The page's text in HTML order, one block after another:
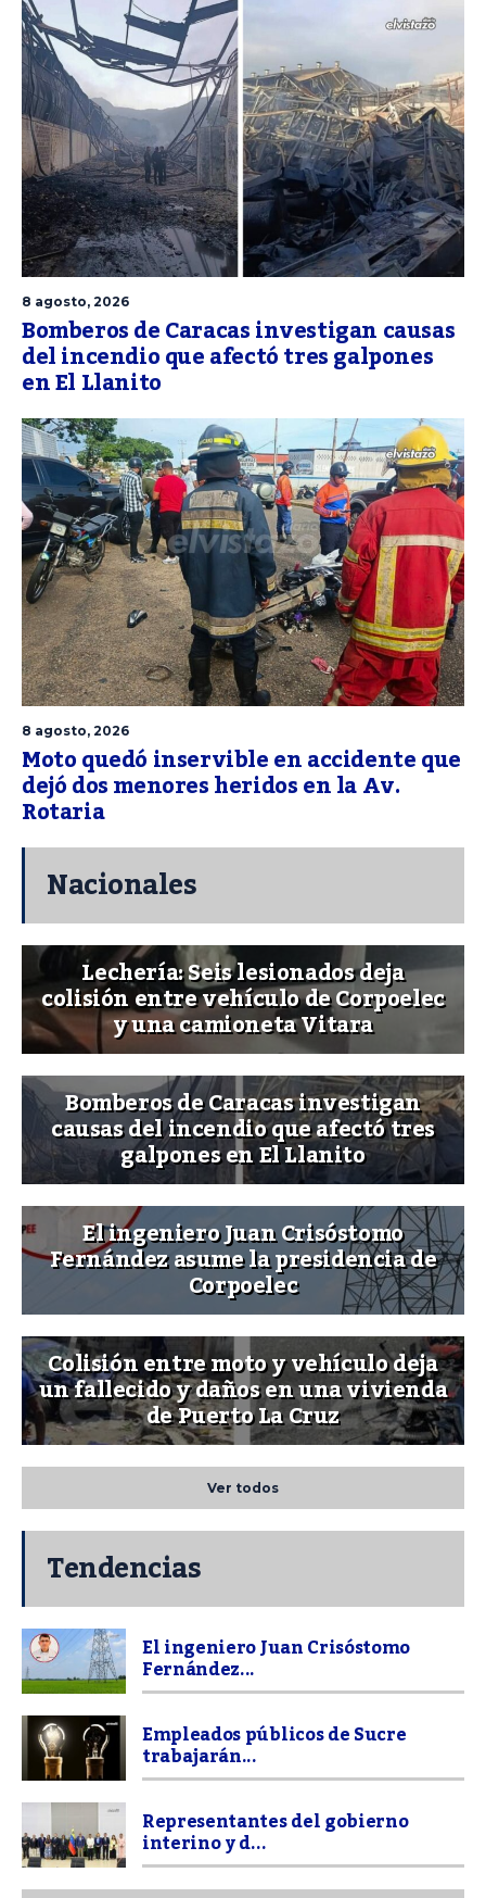
8 agosto, 2026
Bomberos de Caracas investigan causas
del incendio que afectó tres galpones
en El Llanito
8 agosto, 2026
Moto quedó inservible en accidente que
dejó dos menores heridos en la Av.
Rotaria
Nacionales
Lechería: Seis lesionados deja
colisión entre vehículo de Corpoelec
y una camioneta Vitara
Bomberos de Caracas investigan
causas del incendio que afectó tres
galpones en El Llanito
El ingeniero Juan Crisóstomo
Fernández asume la presidencia de
Corpoelec
Colisión entre moto y vehículo deja
un fallecido y daños en una vivienda
de Puerto La Cruz
Ver todos
Tendencias
El ingeniero Juan Crisóstomo
Fernández...
Empleados públicos de Sucre
trabajarán...
Representantes del gobierno
interino y d...